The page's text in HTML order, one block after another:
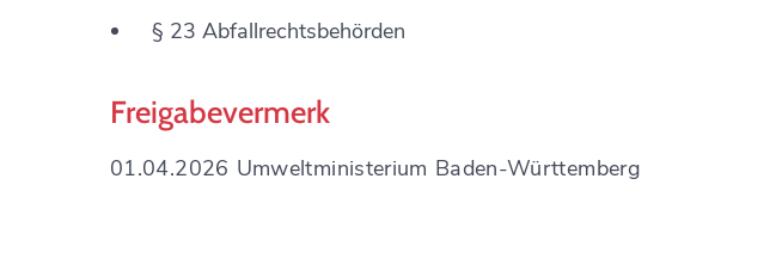
§ 23 Abfallrechtsbehörden
Freigabevermerk
01.04.2026 Umweltministerium Baden-Württemberg